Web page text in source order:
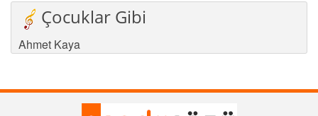
Çocuklar Gibi
Ahmet Kaya